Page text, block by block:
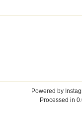
Powered by
Processed in